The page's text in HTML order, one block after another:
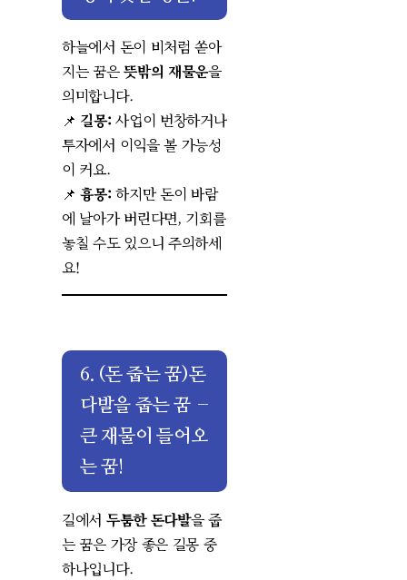
하늘에서 돈이 비처럼 쏟아
지는 꿈은뜻밖의 재물운을
의미합니다.
📌 길몽: 사업이 번창하거나
투자에서 이익을 볼 가능성
이 커요.
📌흉몽: 하지만 돈이 바람
에 날아가 버린다면, 기회를
놓칠 수도 있으니 주의하세
요!
6. (돈 줍는 꿈)돈
다발을 줍는 꿈 –
큰 재물이 들어오
는 꿈!
길에서 두툼한 돈다발을 줍
는 꿈은 가장 좋은 길몽 중
하나입니다.